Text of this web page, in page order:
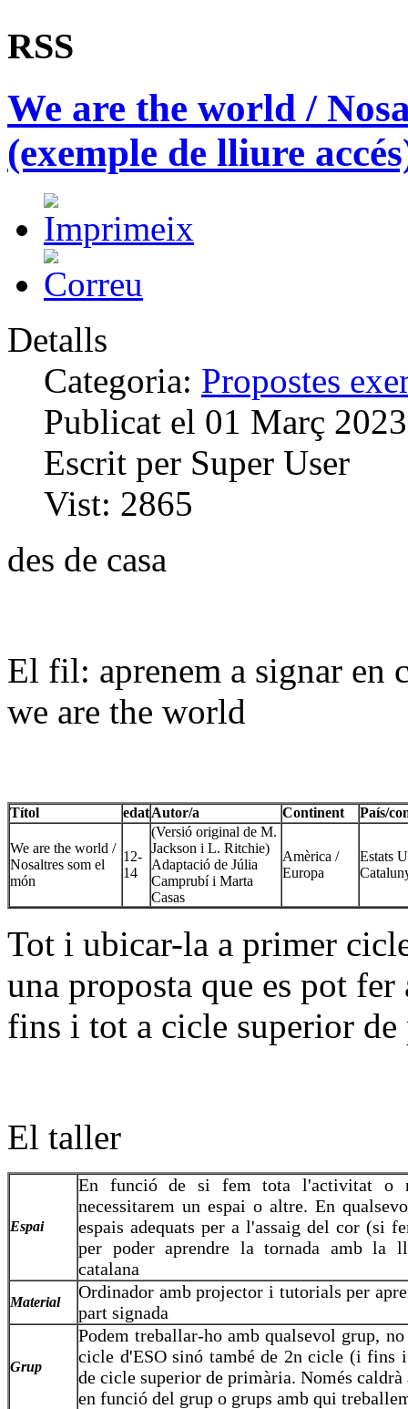
RSS
We are the world /
(exemple de lliure
Detalls
Categoria: Propostes
Publicat el 01 Març 2023
Escrit per Super User
Vist: 2865
des de casa
El fil: aprenem a signar en
we are the world
Títol edatAutor/a Continent País/
We are the world /
Nosaltres som el
món
12-
14
(Versió original de M.
Jackson i L. Ritchie)
Adaptació de Júlia
Camprubí i Marta
Casas
Amèrica /
Europa
Estats
Tot i ubicar-la a primer
una proposta que es pot
fins i tot a cicle superior
El taller
Espai
En funció de si fem tota l'activitat o
necessitarem un espai o altre. En
espais adequats per a l'assaig del cor (si
per poder aprendre la tornada amb la
catalana
Material
Ordinador amb projector i tutorials per
part signada
Grup
Podem treballar-ho amb qualsevol grup,
cicle d'ESO sinó també de 2n cicle (i fins
de cicle superior de primària. Només
en funció del grup o grups amb qui